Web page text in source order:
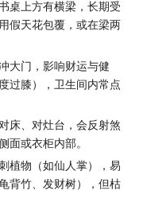
上方有横梁，长期受
假天花包覆，或在梁两
门，影响财运与健
过膝），卫生间内常点
、对灶台，会反射煞
面或衣柜内部。
物（如仙人掌），易
背竹、发财树），但枯